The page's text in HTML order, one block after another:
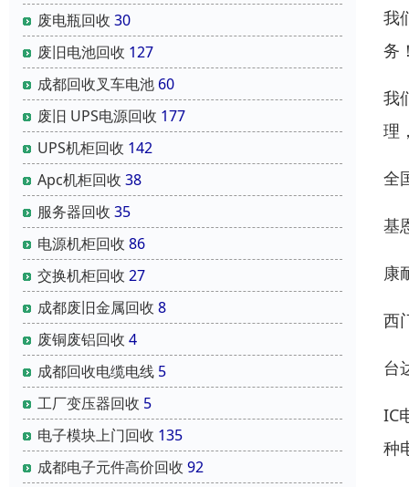
废电瓶回收 30
废旧电池回收 127
成都回收叉车电池 60
废旧 UPS电源回收 177
UPS机柜回收 142
Apc机柜回收 38
服务器回收 35
电源机柜回收 86
交换机柜回收 27
成都废旧金属回收 8
废铜废铝回收 4
成都回收电缆电线 5
工厂变压器回收 5
电子模块上门回收 135
成都电子元件高价回收 92
我
务
我
理
全
基
康
西
台
IC
种